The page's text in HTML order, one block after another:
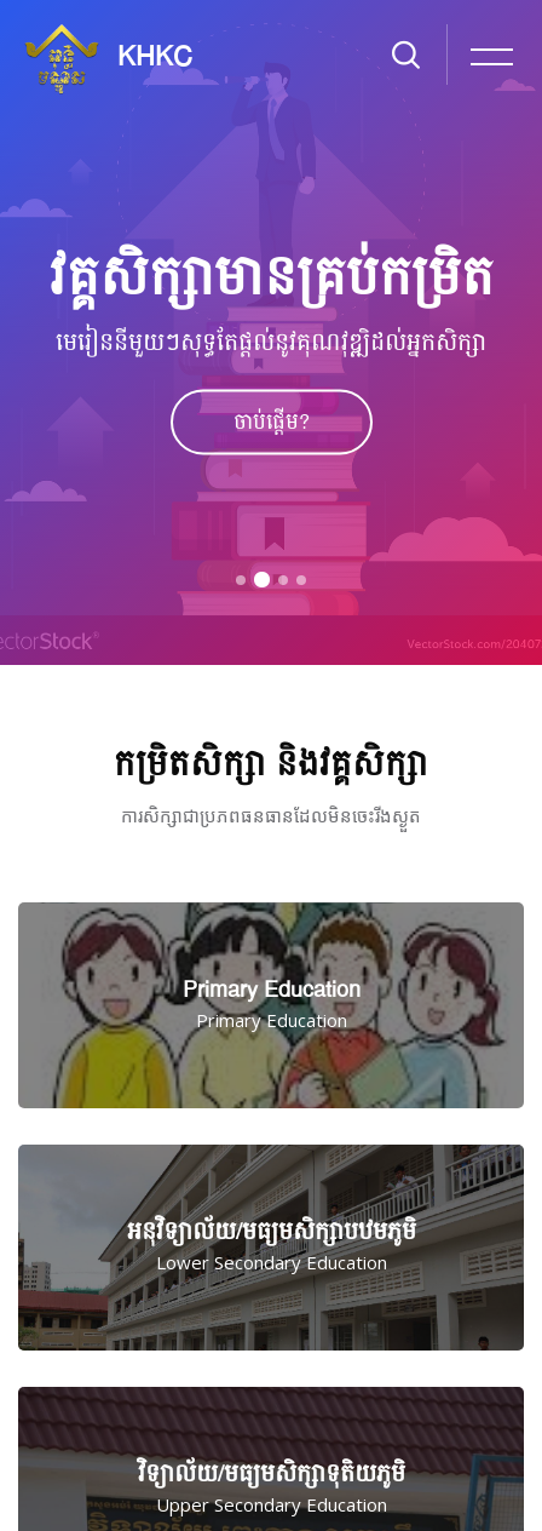
KHKC
វគ្គ​សិក្សា​មាន​គ្រប់​កម្រិត
មេរៀន​នីមួយៗ​សុទ្ធ​តែ​​ផ្ដល់​នូវ​គុណវុឌ្ឍិ​ដល់​អ្នក​សិក្សា
ចាប់​ផ្ដើម?
កម្រិត​សិក្សា និង​វគ្គសិក្សា
ការ​សិក្សា​ជា​ប្រភព​ធនធាន​ដែល​មិន​ចេះ​រីងស្ងួត
Primary Education
Primary Education
អនុវិទ្យាល័យ/មធ្យម​សិក្សា​បឋមភូមិ
Lower Secondary Education
វិទ្យាល័យ​/​មធ្យម​សិក្សា​ទុតិយភូមិ
Upper Secondary Education